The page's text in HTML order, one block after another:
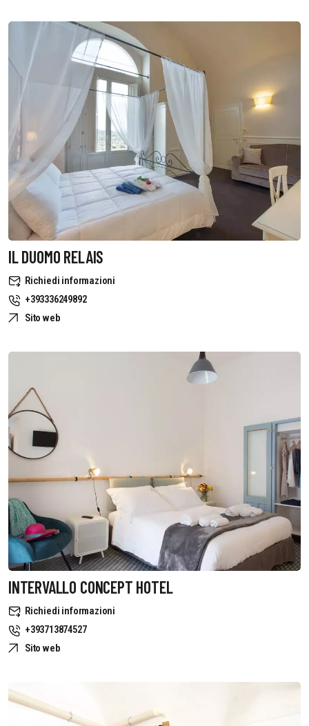
IL DUOMO RELAIS
Richiedi informazioni
+393336249892
Sito web
INTERVALLO CONCEPT HOTEL
Richiedi informazioni
+393713874527
Sito web